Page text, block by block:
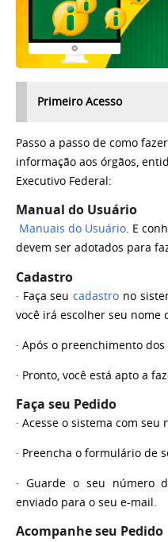
Primeiro Acesso
Passo a passo de como
informação aos órgãos,
Executivo Federal:
Manual do Usuário
Manuais do Usuário. E
devem ser adotados para
Cadastro
· Faça seucadastro no
você irá escolher seu nome
· Após o preenchimento
· Pronto, você está apto a
Faça seu Pedido
· Acesse o sistema com seu
· Preencha o formulário de
· Guarde o seu número
enviado para o seu e-mail.
Acompanhe seu Pedido